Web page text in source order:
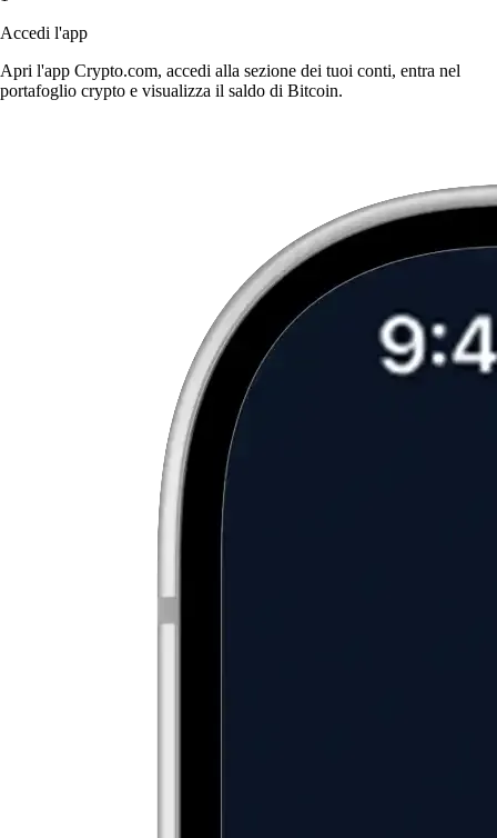
Accedi l'app
Apri l'app Crypto.com, accedi alla sezione dei tuoi conti, entra nel
portafoglio crypto e visualizza il saldo di Bitcoin.